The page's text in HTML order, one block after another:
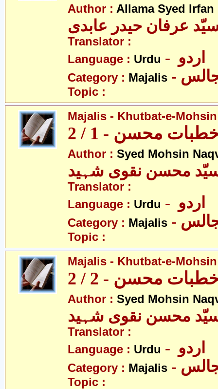
Author : Allama Syed
عرفان حیدر عابدی
Translator :
Language : Urdu
Category : Majalis
Topic :
Majalis - Khutbat-e-
محسن - 1 / 2
Author : Syed Mohsin
محسن نقوی شہید
Translator :
Language : Urdu
Category : Majalis
Topic :
Majalis - Khutbat-e-
محسن - 2 / 2
Author : Syed Mohsin
محسن نقوی شہید
Translator :
Language : Urdu
Category : Majalis
Topic :